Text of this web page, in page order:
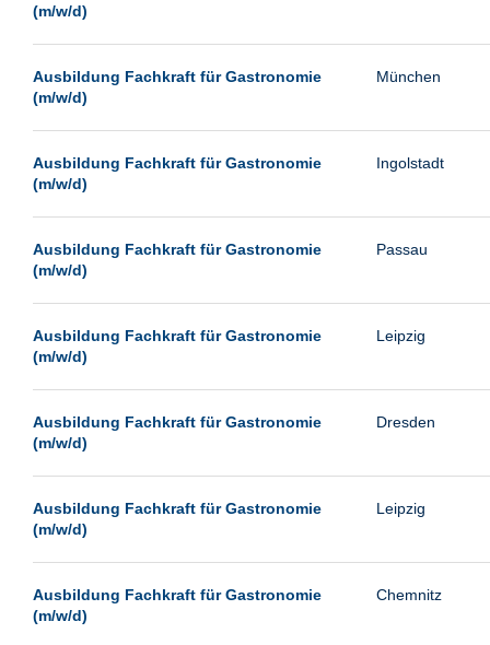
Siegburg
Siegen
Viernheim
Wetzlar
Wust/Brandenburg
(m/w/d)
Ausbildung Fachkraft für Gastronomie
(m/w/d)
München
Ausbildung Fachkraft für Gastronomie
(m/w/d)
Ingolstadt
Ausbildung Fachkraft für Gastronomie
(m/w/d)
Passau
Ausbildung Fachkraft für Gastronomie
(m/w/d)
Leipzig
Ausbildung Fachkraft für Gastronomie
(m/w/d)
Dresden
Ausbildung Fachkraft für Gastronomie
(m/w/d)
Leipzig
Ausbildung Fachkraft für Gastronomie
(m/w/d)
Chemnitz